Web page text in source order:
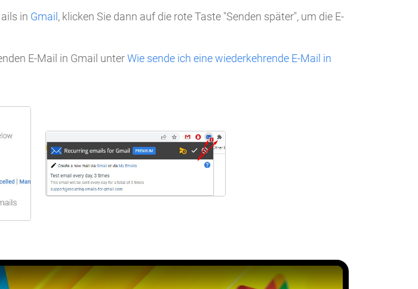
in Gmail , klicken Sie dann auf die rote Taste "Senden später", um die E-
E-Mail in Gmail unterWie sende ich eine wiederkehrende E-Mail in